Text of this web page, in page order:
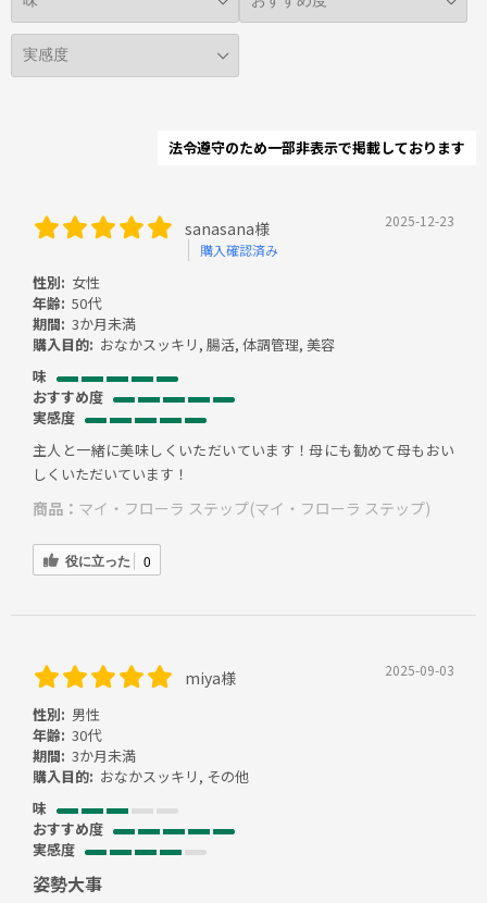
法令遵守のため一部非表示で掲載しております
sanasana様
購入確認済み
2025-12-23
性別: 女性
年齢: 50代
期間: 3か月未満
購入目的: おなかスッキリ, 腸活, 体調管理, 美容
味
おすすめ度
実感度
主人と一緒に美味しくいただいています！母にも勧めて母もおい
しくいただいています！
商品： マイ・フローラ ステップ(マイ・フローラ ステップ)
役に立った 0
miya様 2025-09-03
性別: 男性
年齢: 30代
期間: 3か月未満
購入目的: おなかスッキリ, その他
味
おすすめ度
実感度
姿勢大事